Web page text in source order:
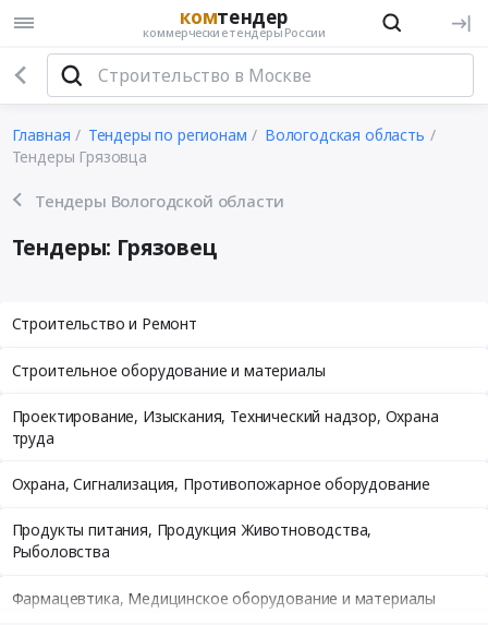
комтендер
коммерческие тендеры России
Главная Тендеры по регионам
Вологодская область
Тендеры Грязовца
Тендеры Вологодской области
Тендеры: Грязовец
Строительство и Ремонт
Строительное оборудование и материалы
Проектирование, Изыскания, Технический надзор, Охрана
труда
Охрана, Сигнализация, Противопожарное оборудование
Продукты питания, Продукция Животноводства,
Рыболовства
Фармацевтика, Медицинское оборудование и материалы